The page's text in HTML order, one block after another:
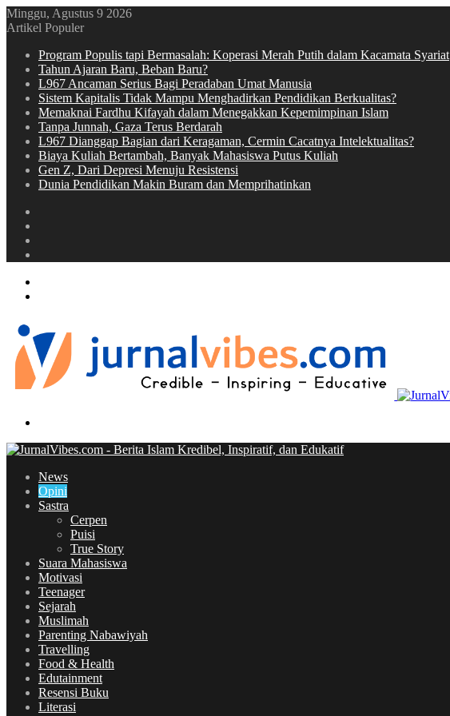
Minggu, Agustus 9 2026
Artikel Populer
Program Populis tapi Bermasalah: Koperasi Merah Putih dalam Kacamata Syariat
Tahun Ajaran Baru, Beban Baru?
L967 Ancaman Serius Bagi Peradaban Umat Manusia
Sistem Kapitalis Tidak Mampu Menghadirkan Pendidikan Berkualitas?
Memaknai Fardhu Kifayah dalam Menegakkan Kepemimpinan Islam
Tanpa Junnah, Gaza Terus Berdarah
L967 Dianggap Bagian dari Keragaman, Cermin Cacatnya Intelektualitas?
Biaya Kuliah Bertambah, Banyak Mahasiswa Putus Kuliah
Gen Z, Dari Depresi Menuju Resistensi
Dunia Pendidikan Makin Buram dan Memprihatinkan
News
Opini
Sastra
Cerpen
Puisi
True Story
Suara Mahasiswa
Motivasi
Teenager
Sejarah
Muslimah
Parenting Nabawiyah
Travelling
Food & Health
Edutainment
Resensi Buku
Literasi